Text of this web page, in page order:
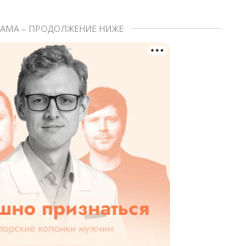
– ПРОДОЛЖЕНИЕ НИЖЕ